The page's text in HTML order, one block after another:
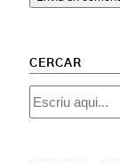
CERCAR
Cercar